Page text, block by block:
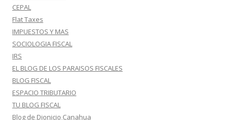
CEPAL
Flat Taxes
IMPUESTOS Y MAS
SOCIOLOGIA FISCAL
IRS
EL BLOG DE LOS PARAISOS FISCALES
BLOG FISCAL
ESPACIO TRIBUTARIO
TU BLOG FISCAL
Blog de Dionicio Canahua